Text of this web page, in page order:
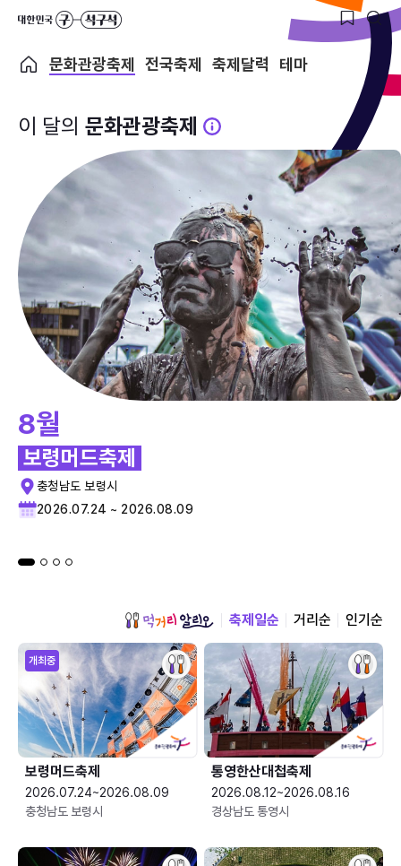
문화관광축제 전국축제 축제달력 테마
이 달의 문화관광축제
8월
보령머드축제
충청남도 보령시
2026.07.24 ~ 2026.08.09
축제일순 거리순 인기순
개최중
보령머드축제
2026.07.24~2026.08.09
충청남도 보령시
통영한산대첩축제
2026.08.12~2026.08.16
경상남도 통영시